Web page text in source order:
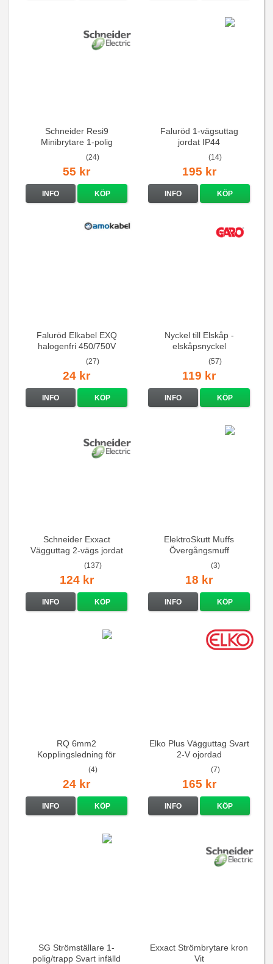
Schneider Resi9
Minibrytare 1-polig
(24)
55 kr
INFO KÖP
Faluröd 1-vägsuttag
jordat IP44
(14)
195 kr
INFO KÖP
Faluröd Elkabel EXQ
halogenfri 450/750V
(27)
24 kr
INFO KÖP
Nyckel till Elskåp -
elskåpsnyckel
(57)
119 kr
INFO KÖP
Schneider Exxact
Vägguttag 2-vägs jordat
Vit standarduttag
(137)
124 kr
INFO KÖP
ElektroSkutt Muffs
Övergångsmuff
(3)
18 kr
INFO KÖP
RQ 6mm2
Kopplingsledning för
elcentraler mm
(4)
24 kr
INFO KÖP
Elko Plus Vägguttag Svart
2-V ojordad
(7)
165 kr
INFO KÖP
SG Strömställare 1-
polig/trapp Svart infälld
Exxact Strömbrytare kron
Vit